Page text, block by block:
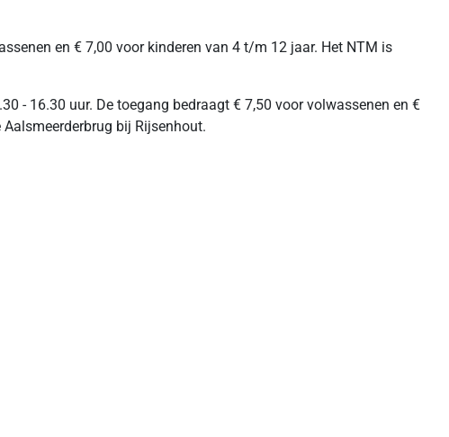
en € 7,00 voor kinderen van 4 t/m 12 jaar. Het NTM is
- 16.30 uur. De toegang bedraagt € 7,50 voor volwassenen en €
bij Rijsenhout.